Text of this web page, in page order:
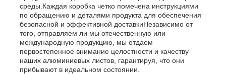
среды.Каждая коробка четко помечена инструкциями
по обращению и деталями продукта для обеспечения
безопасной и эффективной доставкиНезависимо от
того, отправляем ли мы отечественную или
международную продукцию, мы отдаем
первостепенное внимание целостности и качеству
наших алюминиевых листов, гарантируя, что они
прибывают в идеальном состоянии.